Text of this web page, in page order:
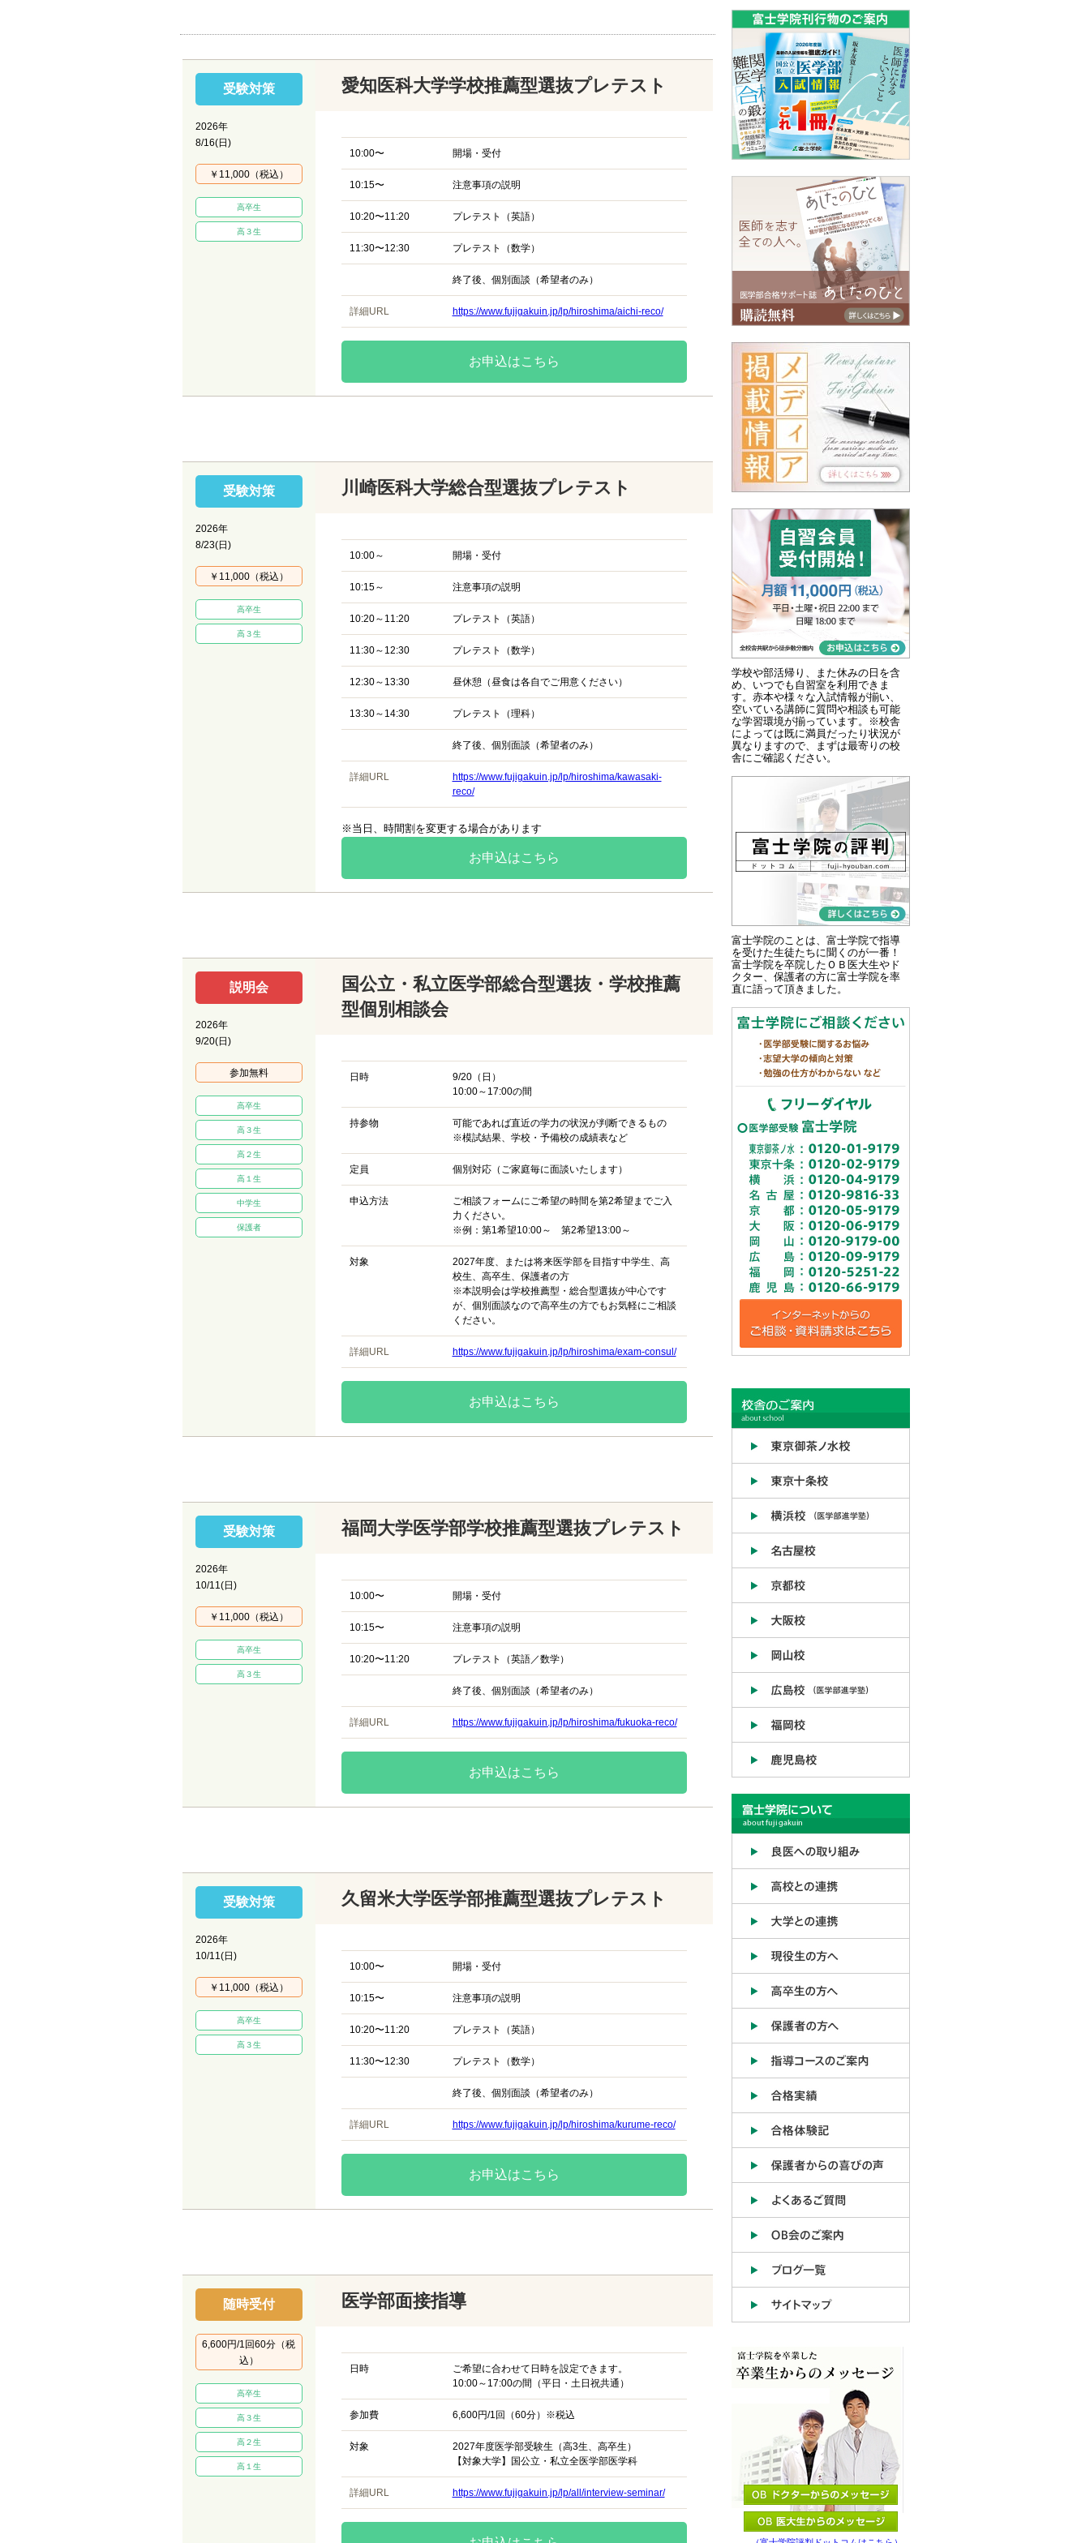
受験対策
2026年
8/16(日)
￥11,000（税込）
高卒生
高３生
愛知医科大学学校推薦型選抜プレテスト
10:00〜 開場・受付
10:15〜 注意事項の説明
10:20〜11:20 プレテスト（英語）
11:30〜12:30 プレテスト（数学）
終了後、個別面談（希望者のみ）
詳細URL https://www.fujigakuin.jp/lp/hiroshima/aichi-reco/
お申込はこちら
受験対策
2026年
8/23(日)
￥11,000（税込）
高卒生
高３生
川崎医科大学総合型選抜プレテスト
10:00～ 開場・受付
10:15～ 注意事項の説明
10:20～11:20 プレテスト（英語）
11:30～12:30 プレテスト（数学）
12:30～13:30 昼休憩（昼食は各自でご用意ください）
13:30～14:30 プレテスト（理科）
終了後、個別面談（希望者のみ）
詳細URL
https://www.fujigakuin.jp/lp/hiroshima/kawasaki-
reco/
※当日、時間割を変更する場合があります
お申込はこちら
説明会
2026年
9/20(日)
参加無料
高卒生
高３生
高２生
高１生
中学生
保護者
国公立・私立医学部総合型選抜・学校推薦
型個別相談会
日時
9/20（日）
10:00～17:00の間
持参物
可能であれば直近の学力の状況が判断できるもの
※模試結果、学校・予備校の成績表など
定員 個別対応（ご家庭毎に面談いたします）
申込方法
ご相談フォームにご希望の時間を第2希望までご入
力ください。
※例：第1希望10:00～ 第2希望13:00～
対象
2027年度、または将来医学部を目指す中学生、高
校生、高卒生、保護者の方
※本説明会は学校推薦型・総合型選抜が中心です
が、個別面談なので高卒生の方でもお気軽にご相談
ください。
詳細URL https://www.fujigakuin.jp/lp/hiroshima/exam-consul/
お申込はこちら
受験対策
2026年
10/11(日)
￥11,000（税込）
高卒生
高３生
福岡大学医学部学校推薦型選抜プレテスト
10:00〜 開場・受付
10:15〜 注意事項の説明
10:20〜11:20 プレテスト（英語／数学）
終了後、個別面談（希望者のみ）
詳細URL https://www.fujigakuin.jp/lp/hiroshima/fukuoka-reco/
お申込はこちら
受験対策
2026年
10/11(日)
￥11,000（税込）
高卒生
高３生
久留米大学医学部推薦型選抜プレテスト
10:00〜 開場・受付
10:15〜 注意事項の説明
10:20〜11:20 プレテスト（英語）
11:30〜12:30 プレテスト（数学）
終了後、個別面談（希望者のみ）
詳細URL https://www.fujigakuin.jp/lp/hiroshima/kurume-reco/
お申込はこちら
随時受付
6,600円/1回60分（税
込）
高卒生
高３生
高２生
高１生
医学部面接指導
日時
ご希望に合わせて日時を設定できます。
10:00～17:00の間（平日・土日祝共通）
参加費 6,600円/1回（60分）※税込
対象
2027年度医学部受験生（高3生、高卒生）
【対象大学】国公立・私立全医学部医学科
詳細URL https://www.fujigakuin.jp/lp/all/interview-seminar/
学校や部活帰り、また休みの日を含
め、いつでも自習室を利用できま
す。赤本や様々な入試情報が揃い、
空いている講師に質問や相談も可能
な学習環境が揃っています。※校舎
によっては既に満員だったり状況が
異なりますので、まずは最寄りの校
舎にご確認ください。
富士学院のことは、富士学院で指導
を受けた生徒たちに聞くのが一番！
富士学院を卒院したＯＢ医大生やド
クター、保護者の方に富士学院を率
直に語って頂きました。